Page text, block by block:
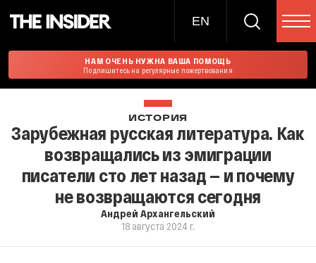
EN
НАМ ОЧЕНЬ НУЖНА ВАША ПОМОЩЬ
Подпишитесь на регулярные пожертвования
ИСТОРИЯ
Зарубежная русская литература. Как
возвращались из эмиграции
писатели сто лет назад — и почему
не возвращаются сегодня
Андрей Архангельский
18 августа 2024 г.